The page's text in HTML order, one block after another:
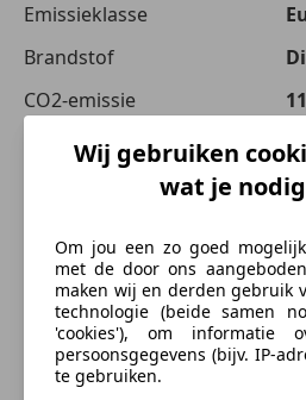
Emissieklasse
Brandstof
CO2-emissie
Opties
Airconditioning
Armsteun
Automatische
Cruise control
Elektrisch verstelbare
Kleur en Bekleding
Materiaal
Wij gebruiken
wat je
Om jou een zo goed
met de door ons
maken wij en derden gebruik
technologie (beide samen
'cookies'), om informatie
persoonsgegevens (bijv. IP-
te gebruiken.